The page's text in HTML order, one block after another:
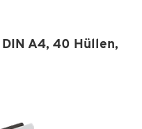
A4, 40 Hüllen,